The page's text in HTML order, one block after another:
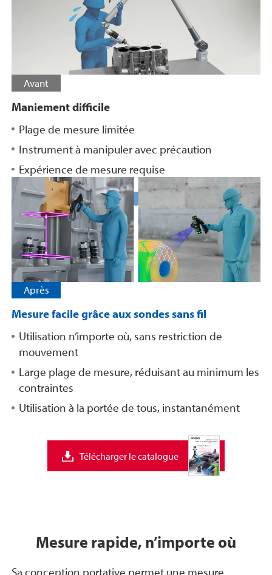
Avant
Maniement difficile
Plage de mesure limitée
Instrument à manipuler avec précaution
Expérience de mesure requise
Après
Mesure facile grâce aux sondes sans fil
Utilisation n’importe où, sans restriction de
mouvement
Large plage de mesure, réduisant au minimum les
contraintes
Utilisation à la portée de tous, instantanément
Télécharger le catalogue
Mesure rapide, n’importe où
Sa conception portative permet une mesure